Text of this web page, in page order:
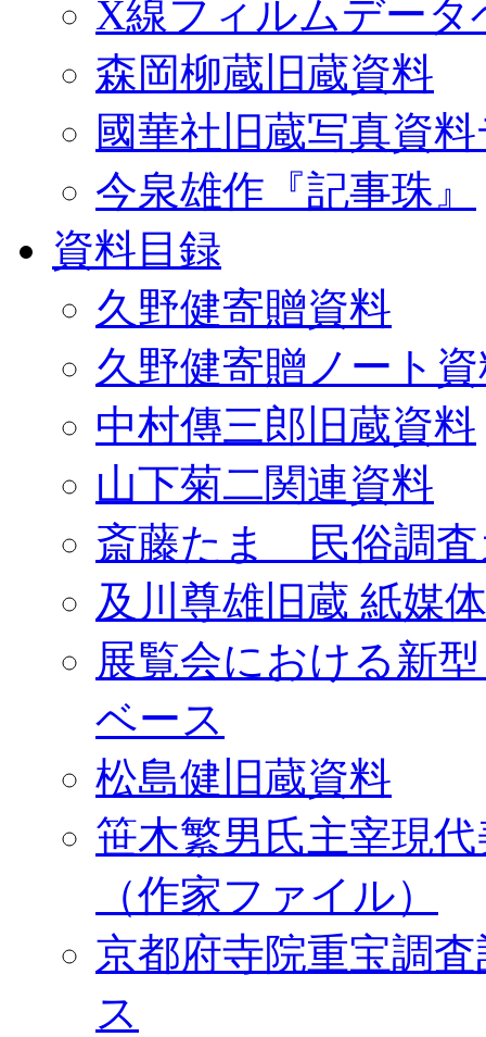
X線フィルムデータ
森岡柳蔵旧蔵資料
國華社旧蔵写真資
今泉雄作『記事珠』
資料目録
久野健寄贈資料
久野健寄贈ノート
中村傳三郎旧蔵資料
山下菊二関連資料
斎藤たま 民俗調査
及川尊雄旧蔵 紙媒
展覧会における新
ベース
松島健旧蔵資料
笹木繁男氏主宰現
（作家ファイル）
京都府寺院重宝調
ス